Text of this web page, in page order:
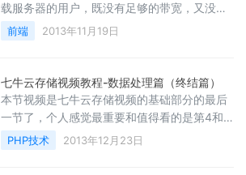
载服务器的用户，既没有足够的带宽，又没有
足够大的空间，我们这个怎么弄呢？将我们的
网站做成中间...
前端 2013年11月19日
七牛云存储视频教程-数据处理篇（终结篇）
本节视频是七牛云存储视频的基础部分的最后
一节了，个人感觉最重要和值得看的是第4和
第5也就是这节和上一节，如果你看懂了上一
节，这一节的...
PHP技术 2013年12月23日